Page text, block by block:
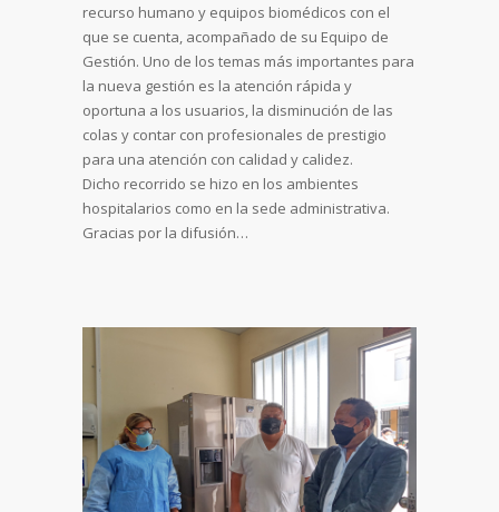
recurso humano y equipos biomédicos con el
que se cuenta, acompañado de su Equipo de
Gestión. Uno de los temas más importantes para
la nueva gestión es la atención rápida y
oportuna a los usuarios, la disminución de las
colas y contar con profesionales de prestigio
para una atención con calidad y calidez.
Dicho recorrido se hizo en los ambientes
hospitalarios como en la sede administrativa.
Gracias por la difusión…